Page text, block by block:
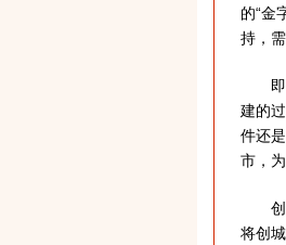
的“金
持，
即便
建的
件还
市，
创城
将创